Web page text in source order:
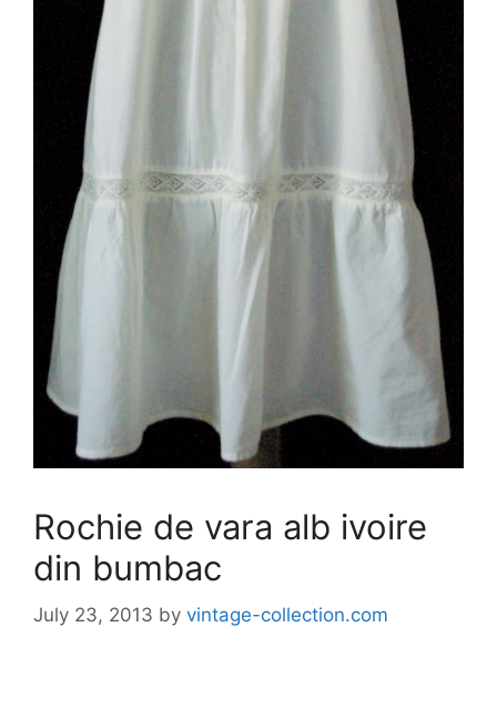
Rochie de vara alb ivoire
din bumbac
July 23, 2013 by vintage-collection.com